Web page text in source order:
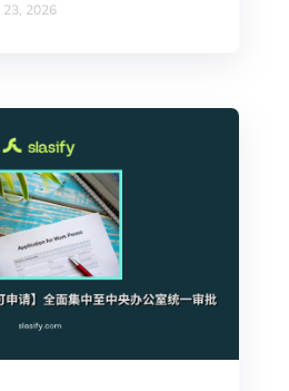
23, 2026